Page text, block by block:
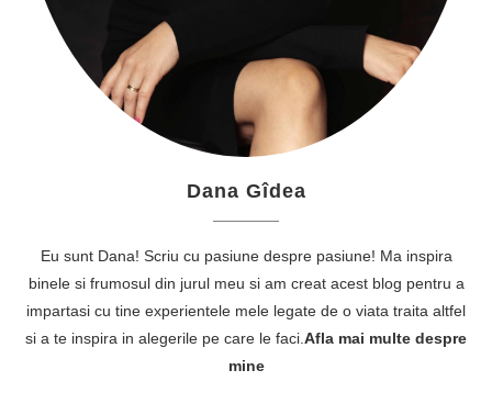
Dana Gîdea
Eu sunt Dana! Scriu cu pasiune despre pasiune! Ma inspira
binele si frumosul din jurul meu si am creat acest blog pentru a
impartasi cu tine experientele mele legate de o viata traita altfel
si a te inspira in alegerile pe care le faci.Afla mai multe despre
mine